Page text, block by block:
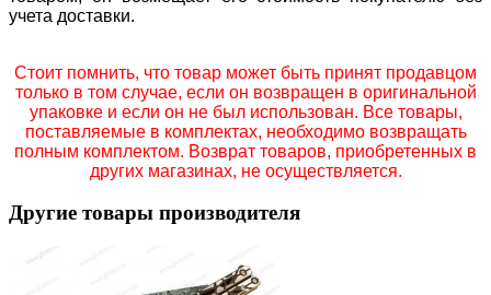
учета доставки.
Стоит помнить, что товар может быть принят продавцом
только в том случае, если он возвращен в оригинальной
упаковке и если он не был использован. Все товары,
поставляемые в комплектах, необходимо возвращать
полным комплектом. Возврат товаров, приобретенных в
других магазинах, не осуществляется.
Другие товары производителя